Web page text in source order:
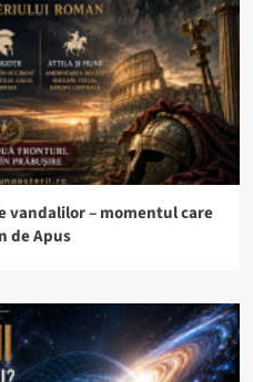
vandalilor – momentul care
de Apus